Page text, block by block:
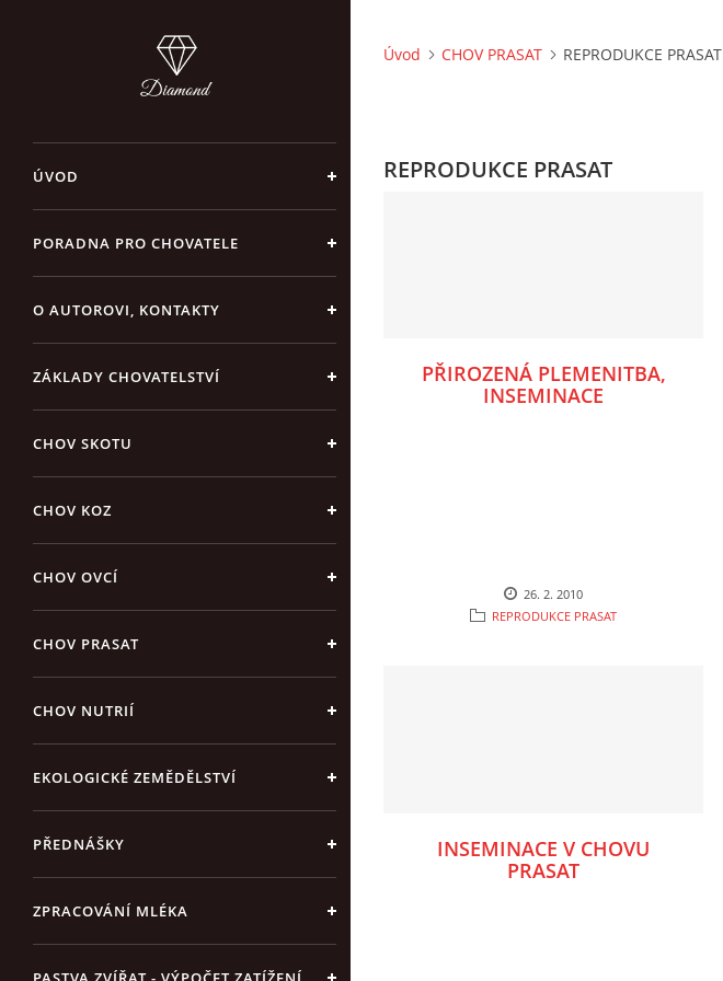
ÚVOD
PORADNA PRO CHOVATELE
O AUTOROVI, KONTAKTY
ZÁKLADY CHOVATELSTVÍ
CHOV SKOTU
CHOV KOZ
CHOV OVCÍ
CHOV PRASAT
CHOV NUTRIÍ
EKOLOGICKÉ ZEMĚDĚLSTVÍ
PŘEDNÁŠKY
ZPRACOVÁNÍ MLÉKA
Úvod CHOV PRASAT REPRODUKCE PRASAT
REPRODUKCE PRASAT
PŘIROZENÁ PLEMENITBA,
INSEMINACE
26. 2. 2010
REPRODUKCE PRASAT
INSEMINACE V CHOVU
PRASAT